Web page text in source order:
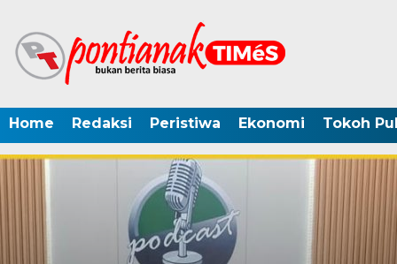
Home Redaksi Peristiwa Ekonomi Tokoh